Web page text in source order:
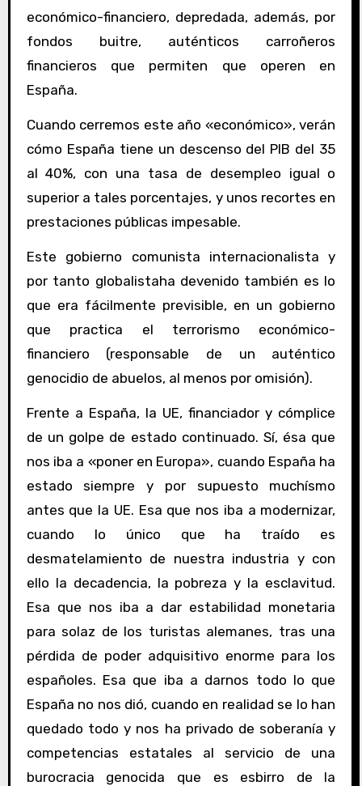
económico-financiero, depredada, además, por
fondos buitre, auténticos carroñeros
financieros que permiten que operen en
España.
Cuando cerremos este año «económico», verán
cómo España tiene un descenso del PIB del 35
al 40%, con una tasa de desempleo igual o
superior a tales porcentajes, y unos recortes en
prestaciones públicas impesable.
Este gobierno comunista internacionalista y
por tanto globalistaha devenido también es lo
que era fácilmente previsible, en un gobierno
que practica el terrorismo económico-
financiero (responsable de un auténtico
genocidio de abuelos, al menos por omisión).
Frente a España, la UE, financiador y cómplice
de un golpe de estado continuado. Sí, ésa que
nos iba a «poner en Europa», cuando España ha
estado siempre y por supuesto muchísmo
antes que la UE. Esa que nos iba a modernizar,
cuando lo único que ha traído es
desmatelamiento de nuestra industria y con
ello la decadencia, la pobreza y la esclavitud.
Esa que nos iba a dar estabilidad monetaria
para solaz de los turistas alemanes, tras una
pérdida de poder adquisitivo enorme para los
españoles. Esa que iba a darnos todo lo que
España no nos dió, cuando en realidad se lo han
quedado todo y nos ha privado de soberanía y
competencias estatales al servicio de una
burocracia genocida que es esbirro de la